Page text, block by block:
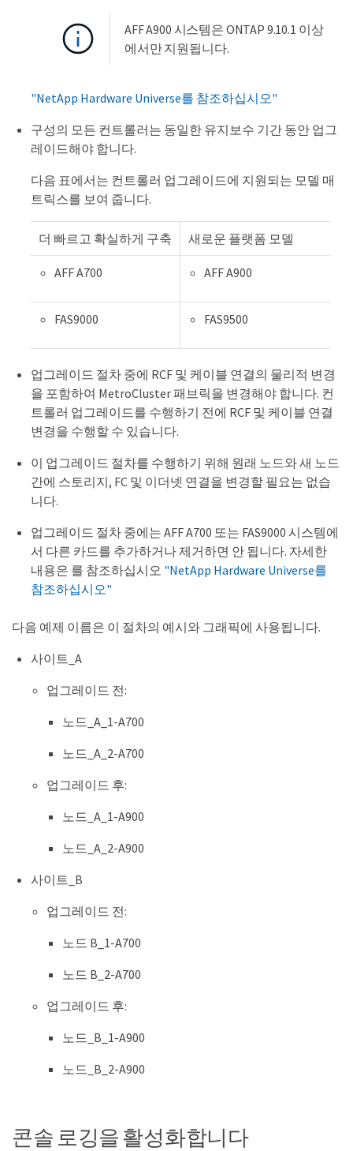
AFF A900 시스템은 ONTAP 9.10.1 이상
에서만 지원됩니다.
"NetApp Hardware Universe를 참조하십시오"
구성의 모든 컨트롤러는 동일한 유지보수 기간 동안 업그
레이드해야 합니다.
다음 표에서는 컨트롤러 업그레이드에 지원되는 모델 매
트릭스를 보여 줍니다.
더 빠르고 확실하게 구축 새로운 플랫폼 모델
AFF A700 AFF A900
FAS9000 FAS9500
업그레이드 절차 중에 RCF 및 케이블 연결의 물리적 변경
을 포함하여 MetroCluster 패브릭을 변경해야 합니다. 컨
트롤러 업그레이드를 수행하기 전에 RCF 및 케이블 연결
변경을 수행할 수 있습니다.
이 업그레이드 절차를 수행하기 위해 원래 노드와 새 노드
간에 스토리지, FC 및 이더넷 연결을 변경할 필요는 없습
니다.
업그레이드 절차 중에는 AFF A700 또는 FAS9000 시스템에
서 다른 카드를 추가하거나 제거하면 안 됩니다. 자세한
내용은 를 참조하십시오 "NetApp Hardware Universe를
참조하십시오"
다음 예제 이름은 이 절차의 예시와 그래픽에 사용됩니다.
사이트_A
업그레이드 전:
노드_A_1-A700
노드_A_2-A700
업그레이드 후:
노드_A_1-A900
노드_A_2-A900
사이트_B
업그레이드 전:
노드 B_1-A700
노드 B_2-A700
업그레이드 후:
노드_B_1-A900
노드_B_2-A900
콘솔 로깅을 활성화합니다